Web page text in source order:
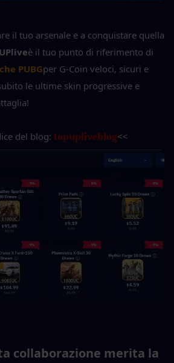
il tuo arsenale e a conquistare quella
è il tuo punto di riferimento di
PUBGper G-Coin veloci, sicuri e
le ultime skin progressive e
del blog: topupliveblog<<
collaborazione merita la